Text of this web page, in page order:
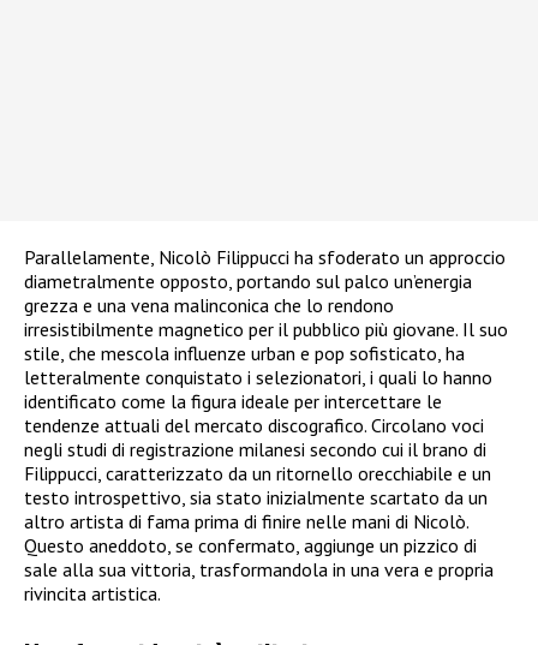
Parallelamente, Nicolò Filippucci ha sfoderato un approccio
diametralmente opposto, portando sul palco un’energia
grezza e una vena malinconica che lo rendono
irresistibilmente magnetico per il pubblico più giovane. Il suo
stile, che mescola influenze urban e pop sofisticato, ha
letteralmente conquistato i selezionatori, i quali lo hanno
identificato come la figura ideale per intercettare le
tendenze attuali del mercato discografico. Circolano voci
negli studi di registrazione milanesi secondo cui il brano di
Filippucci, caratterizzato da un ritornello orecchiabile e un
testo introspettivo, sia stato inizialmente scartato da un
altro artista di fama prima di finire nelle mani di Nicolò.
Questo aneddoto, se confermato, aggiunge un pizzico di
sale alla sua vittoria, trasformandola in una vera e propria
rivincita artistica.